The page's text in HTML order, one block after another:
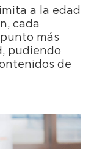
a la edad
cada
más
pudiendo
de